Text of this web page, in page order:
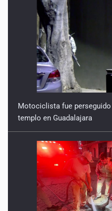
Motociclista fue
templo en Guadalajara